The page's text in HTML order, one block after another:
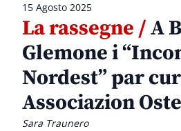
15 Agosto 2025
La rassegne /A
Glemone i
Nordest” par
Associazion
Sara Traunero